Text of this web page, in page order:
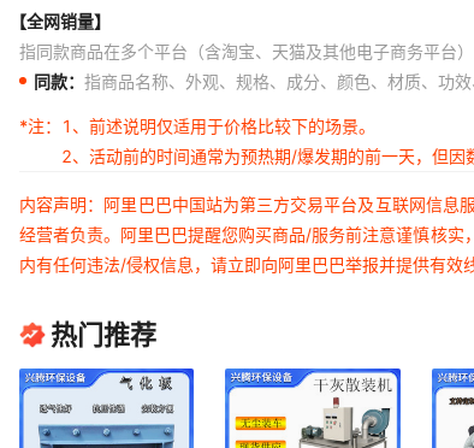
【全网销量】
指同款商品在多个平台（含淘宝、天猫及其他电子商务平台
同款： 指商品名称、外观、规格、成分、颜色、材质、功
*注：
1、前述说明仅适用于价格比较下的场景。
2、活动前的时间通常为预热期/爆发期的前一天，但因
内容声明：阿里巴巴中国站为第三方交易平台及互联网信
经营者负责。阿里巴巴提醒您购买商品/服务前注意谨慎核
内有任何违法/侵权信息，请立即向阿里巴巴举报并提供有效
热门推荐